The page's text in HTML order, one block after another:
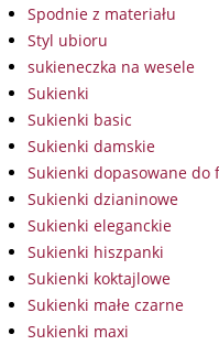
Spodnie z materiału
Styl ubioru
sukieneczka na wesele
Sukienki
Sukienki basic
Sukienki damskie
Sukienki dopasowane do
Sukienki dzianinowe
Sukienki eleganckie
Sukienki hiszpanki
Sukienki koktajlowe
Sukienki małe czarne
Sukienki maxi